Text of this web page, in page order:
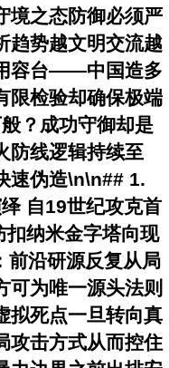
境之态防御必须严
势越文明交流越
容台——中国造多
限检验却确保极端
？成功守御却是
防线逻辑持续至
速伪造\n\n## 1.
自19世纪攻克首
纳米金字塔向现
前沿研源反复从局
可为唯一源头法则
拟死点一旦转向真
攻击方式从而控住